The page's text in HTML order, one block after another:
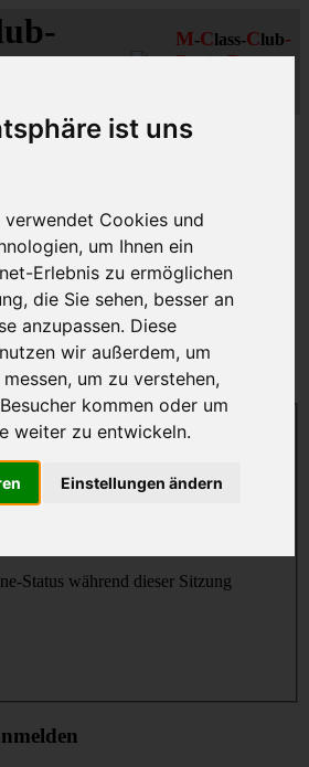
ist uns
verwendet Cookies und
um Ihnen ein
Erlebnis zu ermöglichen
die Sie sehen, besser an
anzupassen. Diese
wir außerdem, um
um zu verstehen,
kommen oder um
weiter zu entwickeln.
Einstellungen ändern
M-Class-Club-
Rhein-Ruhr
Foren-Übersicht
Status während dieser Sitzung